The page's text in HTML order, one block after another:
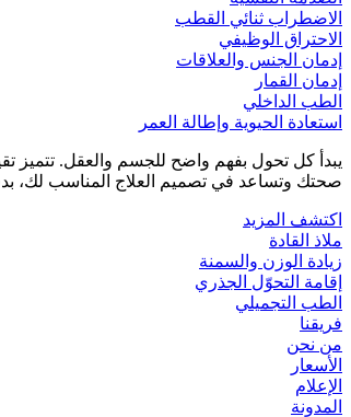
الاضطراب ثنائي القطب
الاحتراق الوظيفي
إدمان الجنس والعلاقات
إدمان القمار
الطب الداخلي
استعادة الحيوية وإطالة العمر
يبدأ كل تحول بفهم واضح للجسم والعقل. تتميز
صحتك وتساعد في تصميم العلاج المناسب لك،
اكتشف المزيد
ملاذ القادة
زيادة الوزن والسمنة
إقامة التحوّل الجذري
الطب التجميلي
فريقنا
من نحن
الأسعار
الإعلام
المدونة